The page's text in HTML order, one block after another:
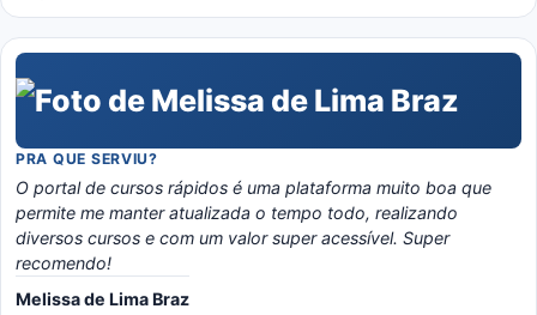
PRA QUE SERVIU?
O portal de cursos rápidos é uma plataforma muito boa que
permite me manter atualizada o tempo todo, realizando
diversos cursos e com um valor super acessível. Super
recomendo!
Melissa de Lima Braz